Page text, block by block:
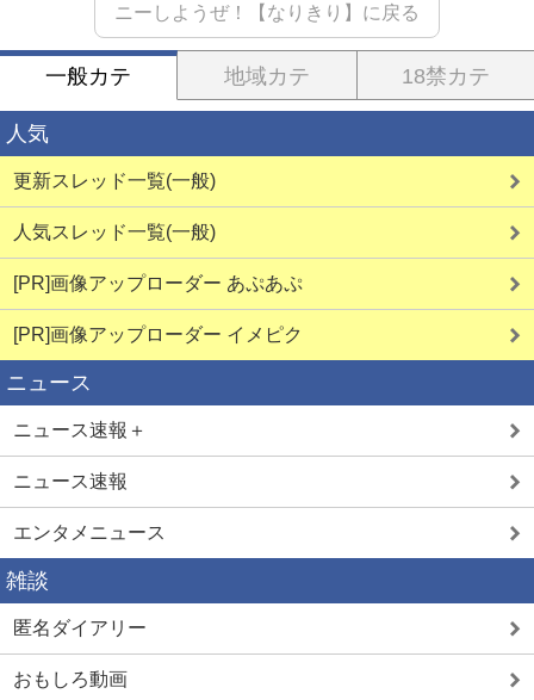
学生とヤレる ご近所熟女
素人オナニー
ニーしようぜ！【なりきり】に戻る
一般カテ 地域カテ 18禁カテ
人気
更新スレッド一覧(一般)
人気スレッド一覧(一般)
[PR]画像アップローダー あぷあぷ
[PR]画像アップローダー イメピク
ニュース
ニュース速報＋
ニュース速報
エンタメニュース
雑談
匿名ダイアリー
おもしろ動画